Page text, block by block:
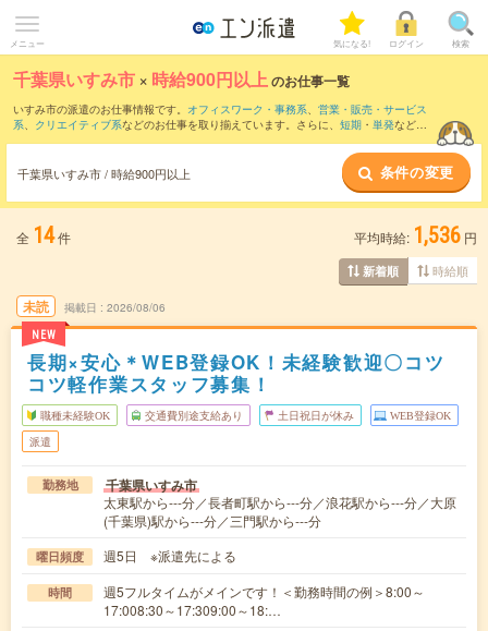
メニュー 気になる! ログイン 検索
千葉県いすみ市 × 時給900円以上のお仕事一覧
いすみ市の派遣のお仕事情報です。 オフィスワーク・事務系、 営業・販売・サービス
系、 クリエイティブ系などのお仕事を取り揃えています。さらに、 短期 ・ 単発などの
時給1150円以上・ 1800円以上の求人はこちら
当サイトでは法令を遵守し、最低賃金以上の求人のみを掲載しています。
千葉県いすみ市 / 時給900円以上 条件の変更
全 14件 平均時給: 1,536 円
新着順 時給順
未読
NEW
掲載日 2026/08/06
長期×安心＊WEB登録OK！未経験歓迎〇コツ
コツ軽作業スタッフ募集！
職種未経験OK 交通費別途支給あり 土日祝日が休み WEB登録OK
派遣
勤務地 千葉県いすみ市
太東駅から---分／長者町駅から---分／浪花駅から---分／大原
(千葉県)駅から---分／三門駅から---分
曜日頻度 週5日 ※派遣先による
時間
週5フルタイムがメインです！＜勤務時間の例＞8:00～
17:008:30～17:309:00～18:…